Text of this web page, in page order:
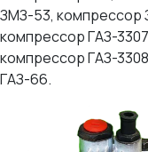
ЗМЗ-53, компрессор
компрессор ГАЗ-
компрессор ГАЗ-
ГАЗ-66.